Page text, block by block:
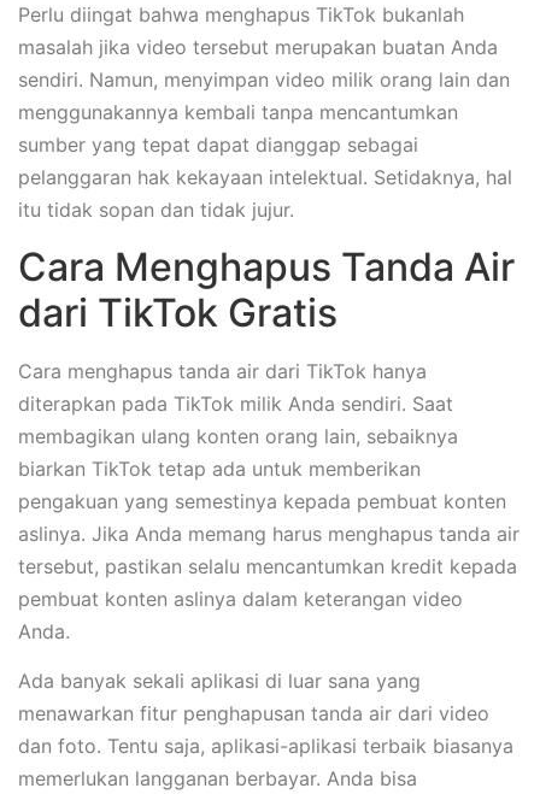
Perlu diingat bahwa menghapus TikTok bukanlah
masalah jika video tersebut merupakan buatan Anda
sendiri. Namun, menyimpan video milik orang lain dan
menggunakannya kembali tanpa mencantumkan
sumber yang tepat dapat dianggap sebagai
pelanggaran hak kekayaan intelektual. Setidaknya, hal
itu tidak sopan dan tidak jujur.
Cara Menghapus Tanda Air
dari TikTok Gratis
Cara menghapus tanda air dari TikTok hanya
diterapkan pada TikTok milik Anda sendiri. Saat
membagikan ulang konten orang lain, sebaiknya
biarkan TikTok tetap ada untuk memberikan
pengakuan yang semestinya kepada pembuat konten
aslinya. Jika Anda memang harus menghapus tanda air
tersebut, pastikan selalu mencantumkan kredit kepada
pembuat konten aslinya dalam keterangan video
Anda.
Ada banyak sekali aplikasi di luar sana yang
menawarkan fitur penghapusan tanda air dari video
dan foto. Tentu saja, aplikasi-aplikasi terbaik biasanya
memerlukan langganan berbayar. Anda bisa